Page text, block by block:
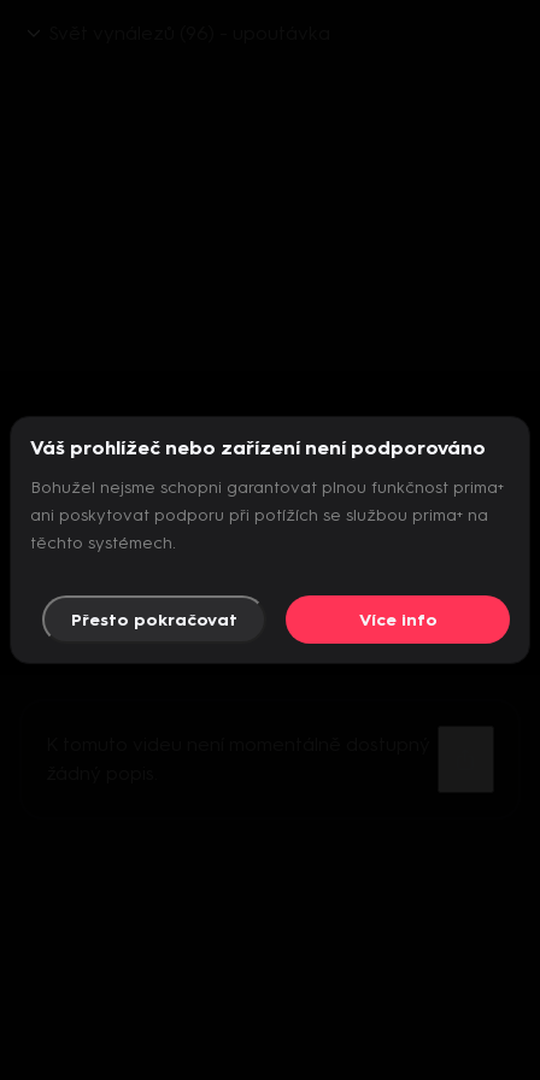
Nepodařilo se inicializovat přehrávač
Váš prohlížeč nebo zařízení není podporováno
Bohužel nejsme schopni garantovat plnou funkčnost prima+
ani poskytovat podporu při potížích se službou prima+ na
těchto systémech.
Přesto pokračovat Více info